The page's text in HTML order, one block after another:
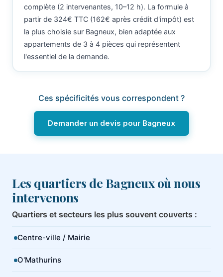
complète (2 intervenantes, 10–12 h). La formule à
partir de 324€ TTC (162€ après crédit d'impôt) est
la plus choisie sur Bagneux, bien adaptée aux
appartements de 3 à 4 pièces qui représentent
l'essentiel de la demande.
Ces spécificités vous correspondent ?
Demander un devis pour Bagneux
Les quartiers de Bagneux où nous
intervenons
Quartiers et secteurs les plus souvent couverts :
Centre-ville / Mairie
O'Mathurins